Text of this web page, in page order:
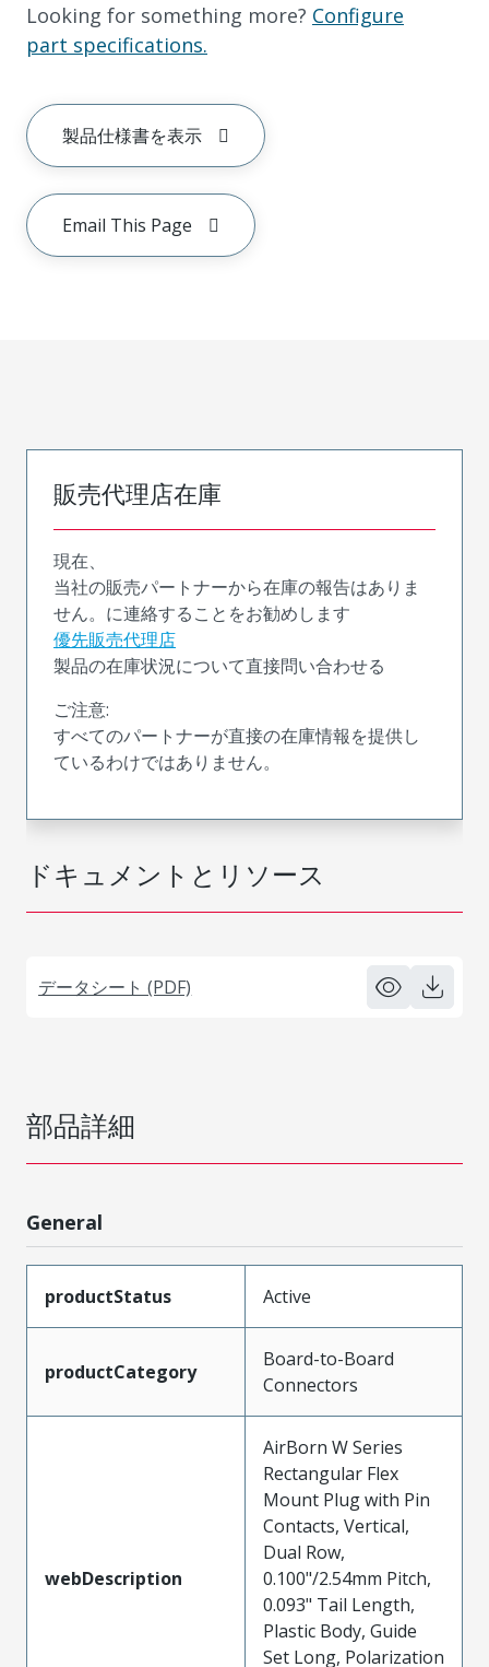
Looking for something more? Configure
part specifications.
製品仕様書を表示
Email This Page
ドキュメントとリソース
データシート (PDF)
販売代理店在庫
現在、
当社の販売パートナーから在庫の報告はありま
せん。に連絡することをお勧めします
優先販売代理店
製品の在庫状況について直接問い合わせる
ご注意:
すべてのパートナーが直接の在庫情報を提供し
ているわけではありません。
部品詳細
General
productStatus Active
productCategory
Board-to-Board
Connectors
webDescription
AirBorn W Series
Rectangular Flex
Mount Plug with Pin
Contacts, Vertical,
Dual Row,
0.100"/2.54mm Pitch,
0.093" Tail Length,
Plastic Body, Guide
Set Long, Polarization